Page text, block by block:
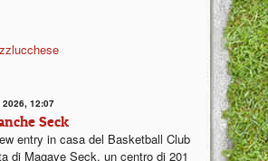
12:07
Seck
entry in casa del Basketball Club
di Magaye Seck, un centro di 201